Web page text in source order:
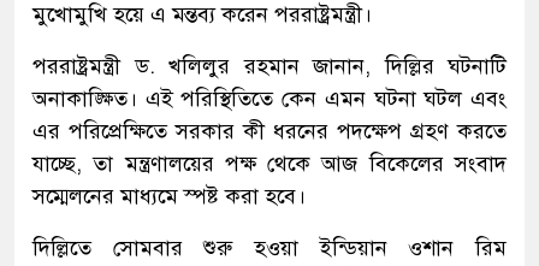
মু‌খোমু‌খি হ‌য়ে এ মন্তব্য ক‌রেন পররাষ্ট্রমন্ত্রী।
পররাষ্ট্রমন্ত্রী ড. খলিলুর রহমান জানান, দিল্লির ঘটনাটি
অনাকাঙ্ক্ষিত। এই পরিস্থিতিতে কেন এমন ঘটনা ঘটল এবং
এর পরিপ্রেক্ষিতে সরকার কী ধরনের পদক্ষেপ গ্রহণ করতে
যাচ্ছে, তা মন্ত্রণালয়ের পক্ষ থেকে আজ বিকেলের সংবাদ
সম্মেলনের মাধ্যমে স্পষ্ট করা হবে।
দিল্লিতে সোমবার শুরু হওয়া ইন্ডিয়ান ওশান রিম